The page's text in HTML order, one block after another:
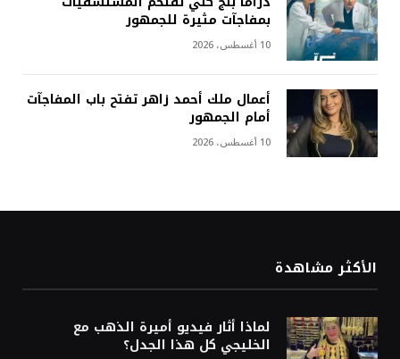
بمفاجآت مثيرة للجمهور
10 أغسطس، 2026
أعمال ملك أحمد زاهر تفتح باب المفاجآت
أمام الجمهور
10 أغسطس، 2026
الأكثر مشاهدة
لماذا أثار فيديو أميرة الذهب مع
الخليجي كل هذا الجدل؟